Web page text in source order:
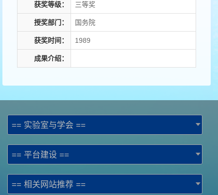
获奖等级： 三等奖
授奖部门： 国务院
获奖时间： 1989
成果介绍：
== 实验室与学会 ==
== 平台建设 ==
== 相关网站推荐 ==